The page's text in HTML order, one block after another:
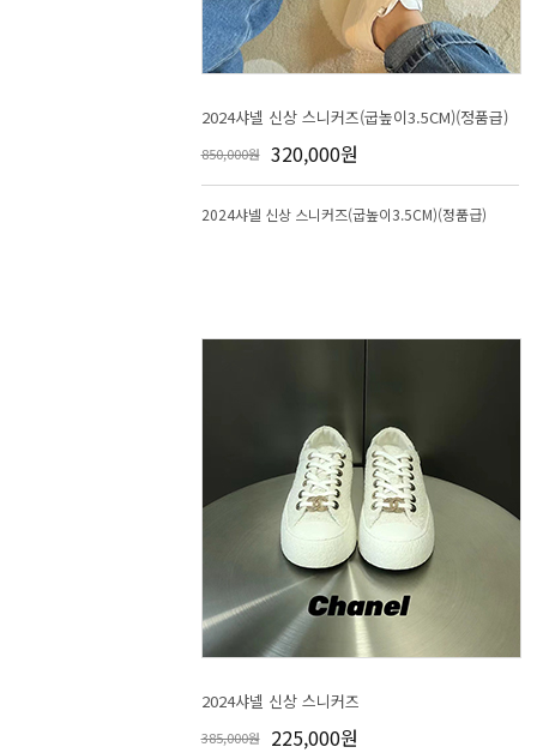
2024샤넬 신상 스니커즈(굽높이3.5CM)(정품급)
850,000원 320,000원
2024샤넬 신상 스니커즈(굽높이3.5CM)(정품급)
2024샤넬 신상 스니커즈
385,000원 225,000원